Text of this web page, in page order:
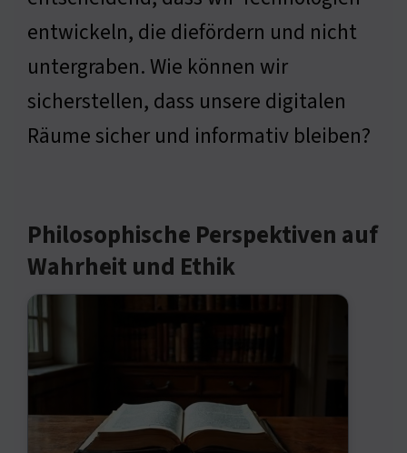
entwickeln, die diefördern und nicht
untergraben. Wie können wir
sicherstellen, dass unsere digitalen
Räume sicher und informativ bleiben?
Philosophische Perspektiven auf
Wahrheit und Ethik